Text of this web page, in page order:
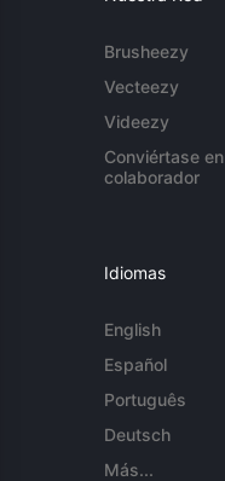
Brusheezy
Vecteezy
Videezy
Conviértase en
colaborador
Idiomas
English
Español
Português
Deutsch
Más...